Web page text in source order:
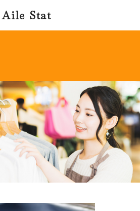
Aile Stat